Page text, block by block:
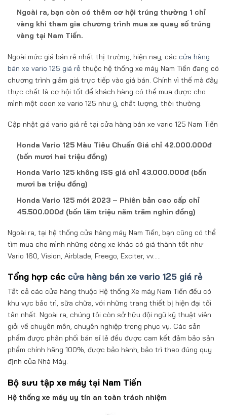
Ngoài ra, bạn còn có thêm cơ hội trúng thường 1 chỉ
vàng khi tham gia chương trình mua xe quay số trúng
vàng tại Nam Tiến.
Ngoài mức giá bán rẻ nhất thị trường, hiện nay, các cửa hàng
bán xe vario 125 giá rẻ thuộc hệ thống xe máy Nam Tiến đang có
chương trình giảm giá trực tiếp vào giá bán. Chính vì thế mà đây
thực chất là cơ hội tốt để khách hàng có thể mua được cho
mình một coon xe vario 125 như ý, chất lượng, thời thường.
Cập nhật giá vario giá rẻ tại cửa hàng bán xe vario 125 Nam Tiến
Honda Vario 125 Màu Tiêu Chuẩn Giá chỉ 42.000.000đ
(bốn mươi hai triệu đồng)
Honda Vario 125 không ISS giá chỉ 43.000.000đ (bốn
mươi ba triệu đồng)
Honda Vario 125 mới 2023 – Phiên bản cao cấp chỉ
45.500.000đ (bốn lăm triệu năm trăm nghìn đồng)
Ngoài ra, tại hệ thống cửa hàng máy Nam Tiến, bạn cũng có thể
tìm mua cho mình những dòng xe khác có giá thành tốt như:
Vario 160, Vision, Airblade, Freego, Exciter, vv…..
Tổng hợp các cửa hàng bán xe vario 125 giá rẻ
Tất cả các cửa hàng thuộc Hệ thống Xe máy Nam Tiến đều có
khu vực bảo trì, sữa chữa, với những trang thiết bị hiện đại tối
tân nhất. Ngoài ra, chúng tôi còn sở hữu đội ngũ kỹ thuật viên
giỏi về chuyên môn, chuyên nghiệp trong phục vụ. Các sản
phẩm được phân phối bán sỉ lẻ đều được cam kết đảm bảo sản
phẩm chính hãng 100%, được bảo hành, bảo trì theo đúng quy
định của Nhà Máy.
Bộ sưu tập xe máy tại Nam Tiến
Hệ thống xe máy uy tín an toàn trách nhiệm